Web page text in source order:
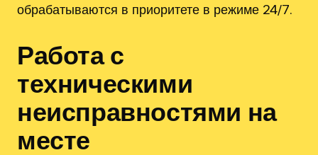
обрабатываются в приоритете в режиме 24/7.
Работа с
техническими
неисправностями на
месте